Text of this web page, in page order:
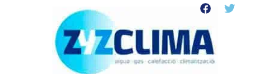
F
e
b
o
T